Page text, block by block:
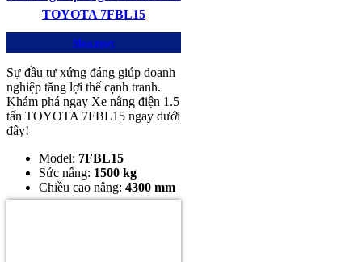
TOYOTA 7FBL15
Mua ngay
Sự đầu tư xứng đáng giúp doanh
nghiệp tăng lợi thế cạnh tranh.
Khám phá ngay Xe nâng điện 1.5
tấn TOYOTA 7FBL15 ngay dưới
đây!
Model: 7FBL15
Sức nâng: 1500 kg
Chiều cao nâng: 4300 mm